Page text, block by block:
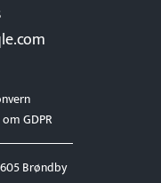
Brøndby
GDPR